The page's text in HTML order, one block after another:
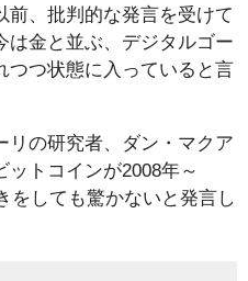
前、批判的な発言を受けて
は金と並ぶ、デジタルゴー
つつ状態に入っていると言
リの研究者、ダン・マクア
トコインが2008年～
をしても驚かないと発言し